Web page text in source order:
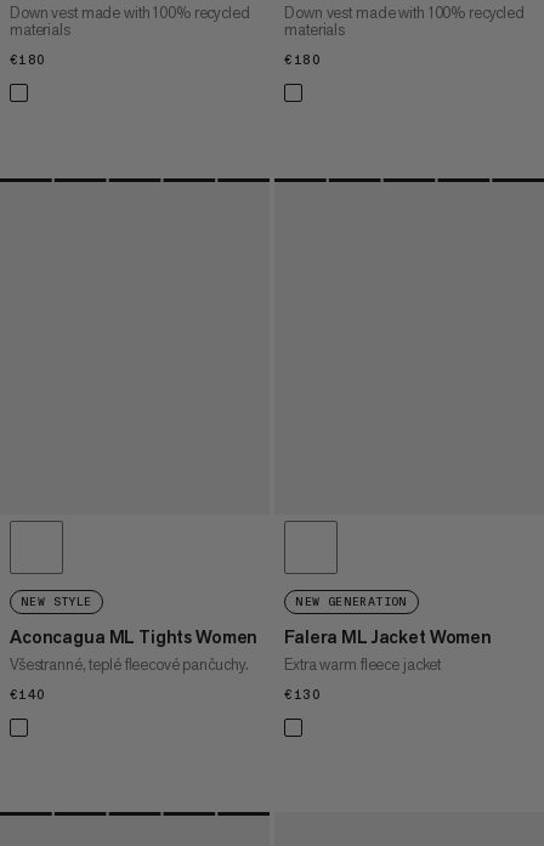
Down vest made with 100% recycled
materials
€180
Down vest made with 100% recycled
materials
€180
NEW STYLE
Aconcagua ML Tights Women
Všestranné, teplé fleecové pančuchy.
€140
NEW GENERATION
Falera ML Jacket Women
Extra warm fleece jacket
€130